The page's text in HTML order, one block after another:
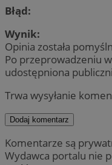
Błąd:
Wynik:
Opinia została
Po przeprowadzeniu
udostępniona
Trwa wysyłanie
Dodaj komentarz
Komentarze są
Wydawca portalu nie